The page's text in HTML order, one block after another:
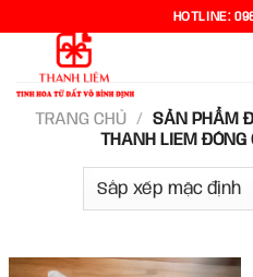
dung
HOTLINE:
TRANG CHỦ / SẢN PHẨM
THANH LIEM ĐÓNG